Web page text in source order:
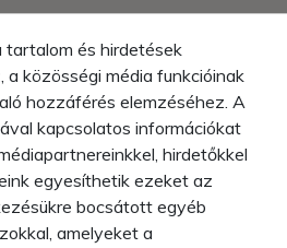
tartalom és hirdetések
közösségi média funkcióinak
hozzáférés elemzéséhez. A
kapcsolatos információkat
hirdetőkkel
egyesíthetik ezeket az
bocsátott egyéb
amelyeket a